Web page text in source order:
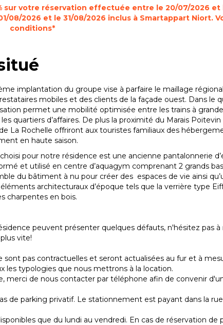
sur votre réservation effectuée entre le 20/07/2026 et
08/2026 et le 31/08/2026 inclus à Smartappart Niort.
conditions*
implantation du groupe vise à parfaire le maillage
mobiles et des clients de la façade ouest. Dans le
permet une mobilité optimisée entre les trains à
quartiers d’affaires. De plus la proximité du Marais
La Rochelle offriront aux touristes familiaux des
en haute saison.
pour notre résidence est une ancienne pantalonnerie
et utilisé en centre d’aquagym comprenant 2 grands
du bâtiment à nu pour créer des espaces de vie ainsi
architecturaux d’époque tels que la verrière type
charpentes en bois.
peuvent présenter quelques défauts, n'hésitez pas
vite!
pas contractuelles et seront actualisées au fur et à
les typologies que nous mettrons à la location.
merci de nous contacter par téléphone afin de convenir
de parking privatif. Le stationnement est payant dans la
que du lundi au vendredi. En cas de réservation de